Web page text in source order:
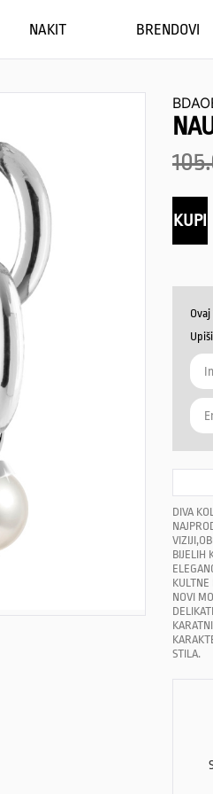
NAKIT BRENDOVI
KUPI
DIVA
BIJELIH
KULTNE
NOVI
STILA.